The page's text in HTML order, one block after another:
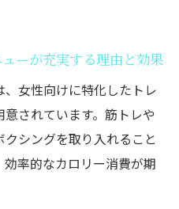
ーが充実する理由と効果
女性向けに特化したトレ
されています。筋トレや
シングを取り入れること
率的なカロリー消費が期